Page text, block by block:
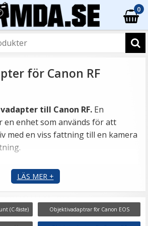
0
för Canon RF
till Canon RF. En
en enhet som används för att
med en viss fattning till en kamera
serie spegellösa kameror som
i september 2018. Canon
spegellös formfaktor, och
RF-objektivfäste. Här är en lista
LÄS MER +
(C-fäste) Objektivadaptrar för Canon EOS